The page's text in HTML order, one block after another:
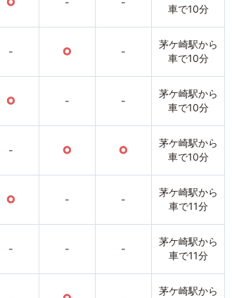
車で10分
- ○ -
茅ケ崎駅から
車で10分
○ - -
茅ケ崎駅から
車で10分
- ○ ○
茅ケ崎駅から
車で10分
○ - -
茅ケ崎駅から
車で11分
- - -
茅ケ崎駅から
車で11分
茅ケ崎駅から